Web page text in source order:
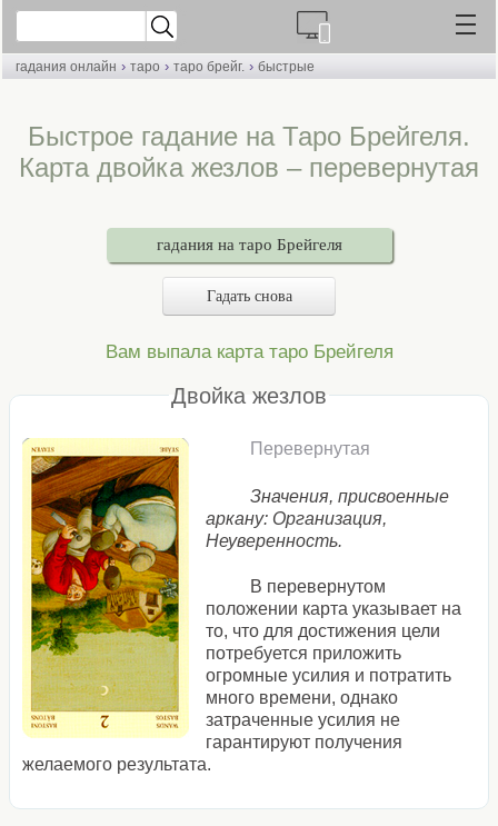
гадания онлайн › таро › таро брейг. › быстрые
Быстрое гадание на Таро Брейгеля.
Карта двойка жезлов – перевернутая
гадания на таро Брейгеля
Гадать снова
Вам выпала карта таро Брейгеля
Двойка жезлов
Перевернутая
Значения, присвоенные
аркану: Организация,
Неуверенность.
В перевернутом
положении карта указывает на
то, что для достижения цели
потребуется приложить
огромные усилия и потратить
много времени, однако
затраченные усилия не
гарантируют получения
желаемого результата.